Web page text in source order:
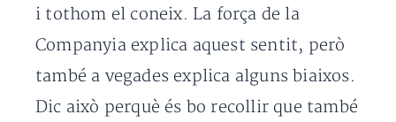
i tothom el coneix. La força de la
Companyia explica aquest sentit, però
també a vegades explica alguns biaixos.
Dic això perquè és bo recollir que també